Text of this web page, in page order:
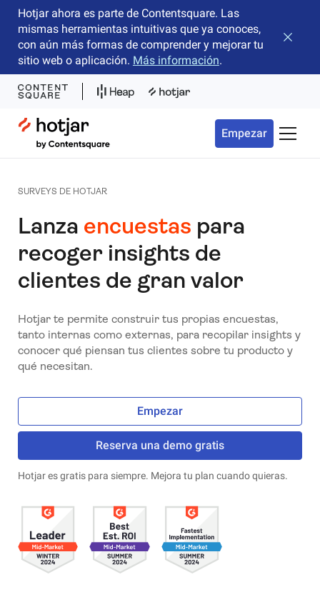
Hotjar ahora es parte de Contentsquare. Las
mismas herramientas intuitivas que ya conoces,
con aún más formas de comprender y mejorar tu
sitio web o aplicación. Más información.
Cerrar
Hotjar Logo
Empezar Menú
SURVEYS DE HOTJAR
Lanza encuestas para
recoger insights de
clientes de gran valor
Hotjar te permite construir tus propias encuestas,
tanto internas como externas, para recopilar insights y
conocer qué piensan tus clientes sobre tu producto y
qué necesitan.
Empezar
Reserva una demo gratis
Hotjar es gratis para siempre. Mejora tu plan cuando quieras.